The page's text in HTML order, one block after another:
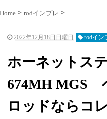
Home rodインプレ
2022年12月18日日曜日 rodイン
ホーネットス
674MH MGS
ロッドならコレ